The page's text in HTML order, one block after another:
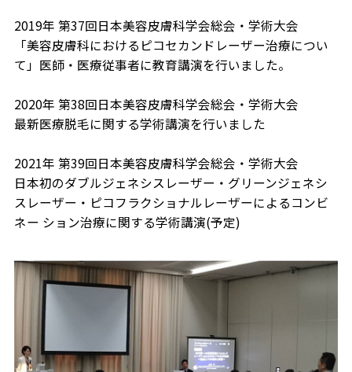
2019年 第37回日本美容皮膚科学会総会・学術大会
「美容皮膚科におけるピコセカンドレーザー治療につい
て」医師・医療従事者に教育講演を行いました。
2020年 第38回日本美容皮膚科学会総会・学術大会
最新医療脱毛に関する学術講演を行いました
2021年 第39回日本美容皮膚科学会総会・学術大会
日本初のダブルジェネシスレーザー・グリーンジェネシ
スレーザー・ピコフラクショナルレーザーによるコンビ
ネー ション治療に関する学術講演(予定)